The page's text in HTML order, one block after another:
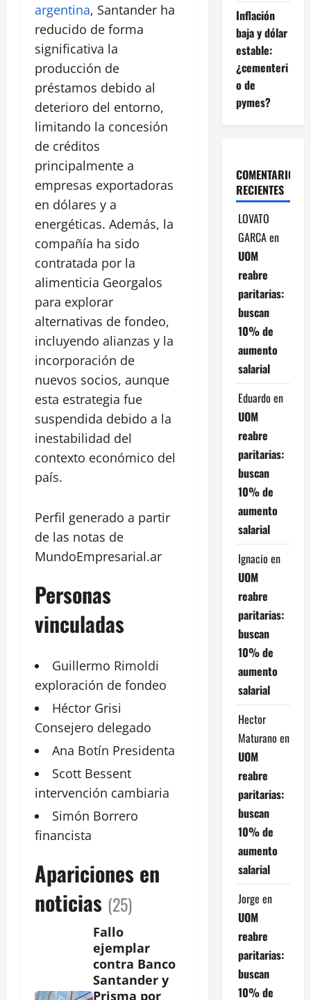
argentina, Santander ha
reducido de forma
significativa la
producción de
préstamos debido al
deterioro del entorno,
limitando la concesión
de créditos
principalmente a
empresas exportadoras
en dólares y a
energéticas. Además, la
compañía ha sido
contratada por la
alimenticia Georgalos
para explorar
alternativas de fondeo,
incluyendo alianzas y la
incorporación de
nuevos socios, aunque
esta estrategia fue
suspendida debido a la
inestabilidad del
contexto económico del
país.
Perfil generado a partir
de las notas de
MundoEmpresarial.ar
Personas
vinculadas
Guillermo Rimoldi
exploración de fondeo
Héctor Grisi
Consejero delegado
Ana Botín Presidenta
Scott Bessent
intervención cambiaria
Simón Borrero
financista
Apariciones en
noticias (25)
Fallo
ejemplar
contra Banco
Santander y
Prisma por
Inflación
baja y dólar
estable:
¿cementeri
o de
pymes?
COMENTARIOS
RECIENTES
LOVATO
GARCAen
UOM
reabre
paritarias:
buscan
10% de
aumento
salarial
Eduardo en
UOM
reabre
paritarias:
buscan
10% de
aumento
salarial
Ignacio en
UOM
reabre
paritarias:
buscan
10% de
aumento
salarial
Hector
Maturano en
UOM
reabre
paritarias:
buscan
10% de
aumento
salarial
Jorge en
UOM
reabre
paritarias:
buscan
10% de